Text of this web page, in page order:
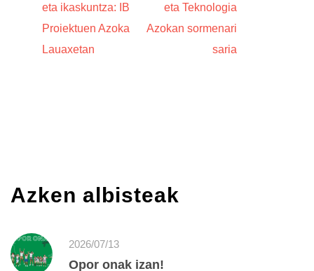
eta ikaskuntza: IB
Proiektuen Azoka
Lauaxetan
eta Teknologia
Azokan sormenari
saria
Azken albisteak
2026/07/13
Opor onak izan!